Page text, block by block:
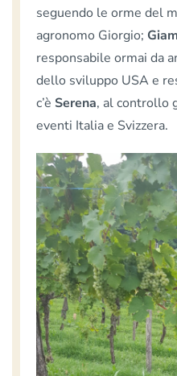
seguendo le orme del
agronomo Giorgio;
responsabile ormai da
dello sviluppo USA e
c’è Serena, al controllo
eventi Italia e Svizzera.